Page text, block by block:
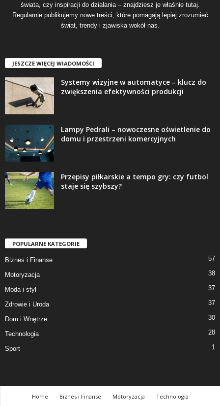
świata, czy inspiracji do działania – znajdziesz je właśnie tutaj.
Regularnie publikujemy nowe treści, które pomagają lepiej zrozumieć
świat, trendy i zjawiska wokół nas.
JESZCZE WIĘCEJ WIADOMOŚCI
Systemy wizyjne w automatyce – klucz do
zwiększenia efektywności produkcji
Lampy Pedrali – nowoczesne oświetlenie do
domu i przestrzeni komercyjnych
Przepisy piłkarskie a tempo gry: czy futbol
staje się szybszy?
POPULARNE KATEGORIE
Biznes i Finanse 57
Motoryzacja 38
Moda i styl 37
Zdrowie i Uroda 37
Dom i Wnętrze 30
Technologia 28
Sport 1
Home Biznes i Finanse Motoryzacja
Technologia